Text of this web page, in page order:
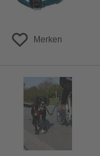
Bewertung
Merken